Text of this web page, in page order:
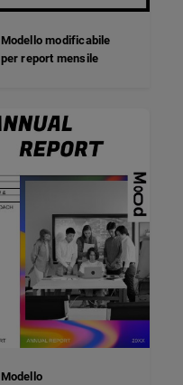
Modello modificabile
per report mensile
Modello